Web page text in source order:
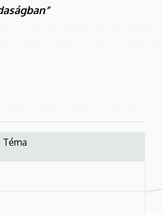
Téma